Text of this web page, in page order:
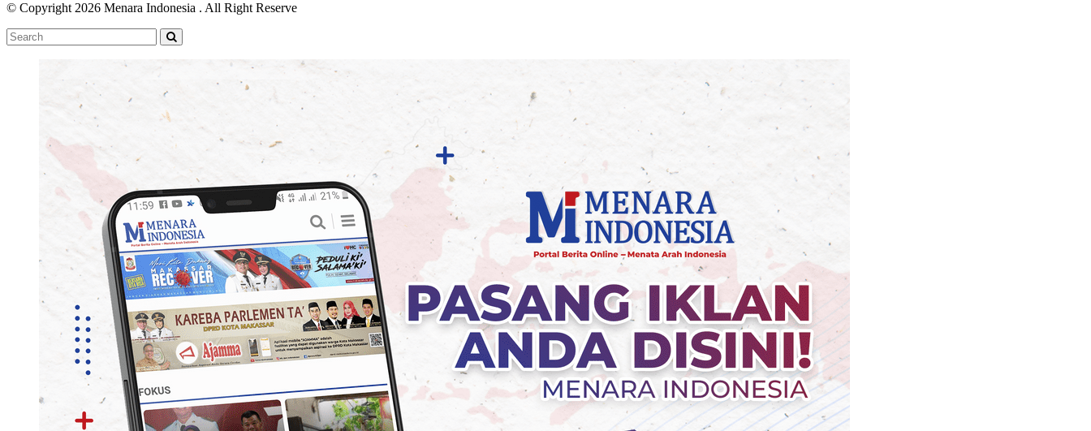
© Copyright 2026 Menara Indonesia . All Right Reserve